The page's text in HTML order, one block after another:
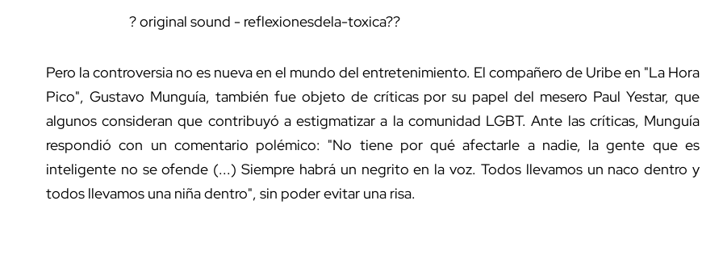
? original sound - reflexionesdela-toxica??
Pero la controversia no es nueva en el mundo del entretenimiento. El compañero de Uribe en "La Hora
Pico", Gustavo Munguía, también fue objeto de críticas por su papel del mesero Paul Yestar, que
algunos consideran que contribuyó a estigmatizar a la comunidad LGBT. Ante las críticas, Munguía
respondió con un comentario polémico: "No tiene por qué afectarle a nadie, la gente que es
inteligente no se ofende (...) Siempre habrá un negrito en la voz. Todos llevamos un naco dentro y
todos llevamos una niña dentro", sin poder evitar una risa.